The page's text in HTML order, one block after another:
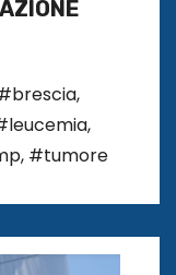
,
,
, #tumore